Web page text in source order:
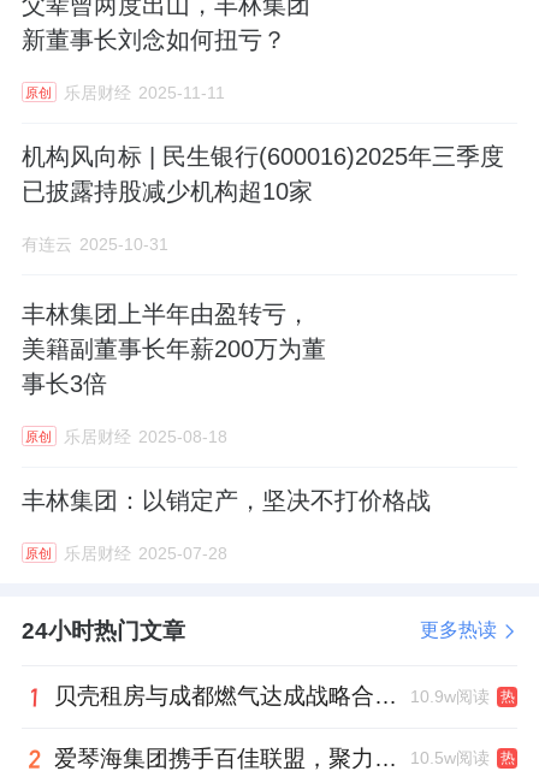
新董事长刘念如何扭亏？
原创 乐居财经 2025-11-11
机构风向标 | 民生银行(600016)2025年三季度
已披露持股减少机构超10家
有连云 2025-10-31
丰林集团上半年由盈转亏，
美籍副董事长年薪200万为董
事长3倍
原创 乐居财经 2025-08-18
丰林集团：以销定产，坚决不打价格战
原创 乐居财经 2025-07-28
24小时热门文章 更多热读
贝壳租房与成都燃气达成战略合作 打通安全巡检“最后一米” 10.9w阅读 热
爱琴海集团携手百佳联盟，聚力共拓存量商业新赛道 10.5w阅读 热